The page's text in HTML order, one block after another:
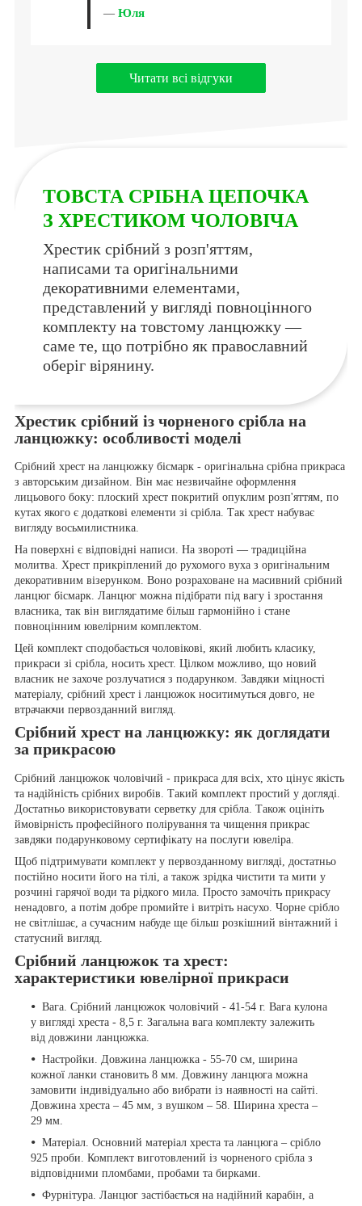
— Юля
Читати всі відгуки
ТОВСТА СРІБНА ЦЕПОЧКА
З ХРЕСТИКОМ ЧОЛОВІЧА
Хрестик срібний з розп'яттям,
написами та оригінальними
декоративними елементами,
представлений у вигляді повноцінного
комплекту на товстому ланцюжку —
саме те, що потрібно як православний
оберіг вірянину.
Хрестик срібний із чорненого срібла на
ланцюжку: особливості моделі
Срібний хрест на ланцюжку бісмарк - оригінальна срібна прикраса
з авторським дизайном. Він має незвичайне оформлення
лицьового боку: плоский хрест покритий опуклим розп'яттям, по
кутах якого є додаткові елементи зі срібла. Так хрест набуває
вигляду восьмилистника.
На поверхні є відповідні написи. На звороті — традиційна
молитва. Хрест прикріплений до рухомого вуха з оригінальним
декоративним візерунком. Воно розраховане на масивний срібний
ланцюг бісмарк. Ланцюг можна підібрати під вагу і зростання
власника, так він виглядатиме більш гармонійно і стане
повноцінним ювелірним комплектом.
Цей комплект сподобається чоловікові, який любить класику,
прикраси зі срібла, носить хрест. Цілком можливо, що новий
власник не захоче розлучатися з подарунком. Завдяки міцності
матеріалу, срібний хрест і ланцюжок носитимуться довго, не
втрачаючи первозданний вигляд.
Срібний хрест на ланцюжку: як доглядати
за прикрасою
Срібний ланцюжок чоловічий - прикраса для всіх, хто цінує якість
та надійність срібних виробів. Такий комплект простий у догляді.
Достатньо використовувати серветку для срібла. Також оцініть
ймовірність професійного полірування та чищення прикрас
завдяки подарунковому сертифікату на послуги ювеліра.
Щоб підтримувати комплект у первозданному вигляді, достатньо
постійно носити його на тілі, а також зрідка чистити та мити у
розчині гарячої води та рідкого мила. Просто замочіть прикрасу
ненадовго, а потім добре промийте і витріть насухо. Чорне срібло
не світлішає, а сучасним набуде ще більш розкішний вінтажний і
статусний вигляд.
Срібний ланцюжок та хрест:
характеристики ювелірної прикраси
Вага. Срібний ланцюжок чоловічий - 41-54 г. Вага кулона
у вигляді хреста - 8,5 г. Загальна вага комплекту залежить
від довжини ланцюжка.
Настройки. Довжина ланцюжка - 55-70 см, ширина
кожної ланки становить 8 мм. Довжину ланцюга можна
замовити індивідуально або вибрати із наявності на сайті.
Довжина хреста – 45 мм, з вушком – 58. Ширина хреста –
29 мм.
Матеріал. Основний матеріал хреста та ланцюга – срібло
925 проби. Комплект виготовлений із чорненого срібла з
відповідними пломбами, пробами та бирками.
Фурнітура. Ланцюг застібається на надійний карабін, а